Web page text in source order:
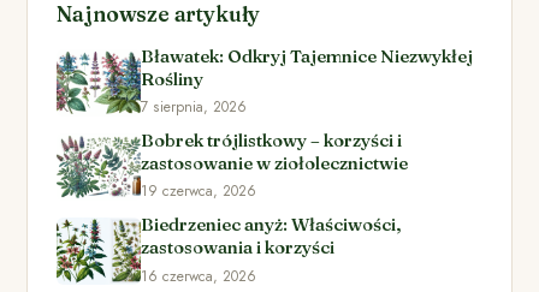
Najnowsze artykuły
Bławatek: Odkryj Tajemnice Niezwykłej
Rośliny
7 sierpnia, 2026
Bobrek trójlistkowy – korzyści i
zastosowanie w ziołolecznictwie
19 czerwca, 2026
Biedrzeniec anyż: Właściwości,
zastosowania i korzyści
16 czerwca, 2026